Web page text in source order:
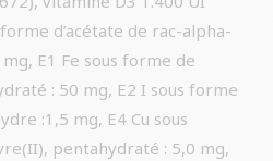
d’acétate de rac-alpha-
E1 Fe sous forme de
: 50 mg, E2 I sous forme
:1,5 mg, E4 Cu sous
pentahydraté : 5,0 mg,